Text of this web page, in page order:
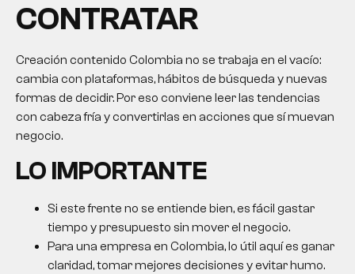
CONTRATAR
Creación contenido Colombia no se trabaja en el vacío:
cambia con plataformas, hábitos de búsqueda y nuevas
formas de decidir. Por eso conviene leer las tendencias
con cabeza fría y convertirlas en acciones que sí muevan
negocio.
LO IMPORTANTE
Si este frente no se entiende bien, es fácil gastar
tiempo y presupuesto sin mover el negocio.
Para una empresa en Colombia, lo útil aquí es ganar
claridad, tomar mejores decisiones y evitar humo.